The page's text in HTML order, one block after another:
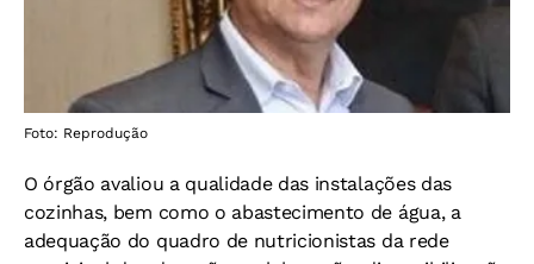
Foto: Reprodução
O órgão avaliou a qualidade das instalações das
cozinhas, bem como o abastecimento de água, a
adequação do quadro de nutricionistas da rede